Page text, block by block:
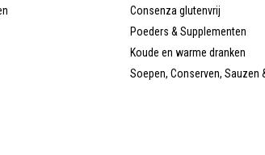
Consenza glutenvrij
Poeders & Supplementen
Koude en warme dranken
Soepen, Conserven, Sauzen